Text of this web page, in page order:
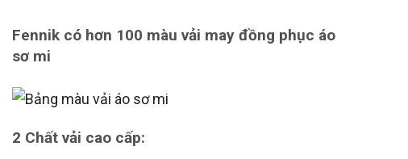
Fennik có hơn 100 màu vải may đồng phục áo
sơ mi
2 Chất vải cao cấp: